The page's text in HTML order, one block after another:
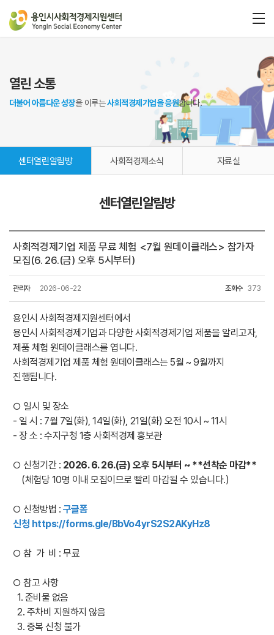
열린 소통
더불어 아름다운 성장을 이루는사회적경제기업을 응원합니다.
센터열린알림방 사회적경제소식 자료실
센터열린알림방
사회적경제기업 제품 무료 체험 <7월 원데이클래스> 참가자
모집(6. 26.(금) 오후 5시부터)
관리자 2026-06-22 조회수 373
용인시 사회적경제지원센터에서
용인시 사회적경제기업과 다양한 사회적경제기업 제품을 알리고자,
제품 체험 원데이클래스를 엽니다.
사회적경제기업 제품 체험 원데이클래스는 5월 ~ 9월까지
진행됩니다.
○ 일시 및 장소
- 일 시 : 7월 7일(화), 14일(화), 21일(화) 오전 10시 ~ 11시
- 장 소 : 수지구청 1층 사회적경제 홍보관
○ 신청기간 : 2026. 6. 26.(금) 오후 5시부터 ~ **선착순 마감**
(체험당 10명 이내 모집이므로 빨리 마감될 수 있습니다.)
○ 신청방법 : 구글폼
신청 https://forms.gle/BbVo4yrS2S2AKyHz8
○ 참 가 비 : 무료
○ 참고 사항
1. 준비물 없음
2. 주차비 지원하지 않음
3. 중복 신청 불가